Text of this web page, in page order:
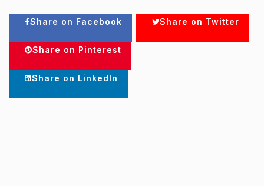
Share on Facebook Share on Twitter
Share on Pinterest
Share on LinkedIn